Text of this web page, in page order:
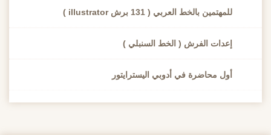
للمهتمين بالخط العربي ( 131 برش illustrator )
إعدات الفرش ( الخط السنبلي )
أول محاضرة في أدوبي اليسترايتور